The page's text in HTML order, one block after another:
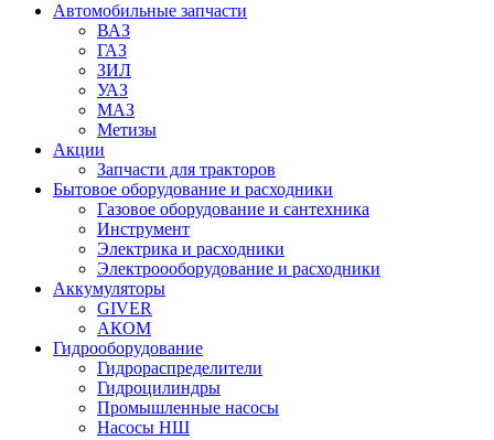
Автомобильные запчасти
ВАЗ
ГАЗ
ЗИЛ
УАЗ
МАЗ
Метизы
Акции
Запчасти для тракторов
Бытовое оборудование и расходники
Газовое оборудование и сантехника
Инструмент
Электрика и расходники
Электроооборудование и расходники
Аккумуляторы
GIVER
АКОМ
Гидрооборудование
Гидрораспределители
Гидроцилиндры
Промышленные насосы
Насосы НШ